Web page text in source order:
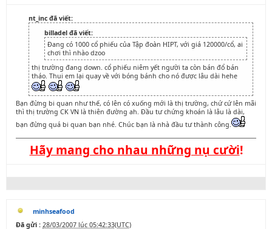
nt_inc đã viết:
billadel đã viết:
Đang có 1000 cổ phiếu của Tập đoàn HIPT, với giá 120000/cổ, ai
chơi thì nhào dzoo
thị trường đang down. cổ phiếu niêm yết người ta còn bán đổ bán
tháo. Thui em lại quay về với bóng bánh cho nó được lâu dài hehe
Bạn đừng bi quan như thế, có lên có xuống mới là thị trường, chứ cứ lên mãi
thì thị trường CK VN là thiên đường ah. Đầu tư chứng khoán là lâu là dài,
bạn đừng quá bi quan bạn nhé. Chúc bạn là nhà đầu tư thành công.
Hãy mang cho nhau những nụ cười!
minhseafood
Đã gửi : 28/03/2007 lúc 05:42:33(UTC)